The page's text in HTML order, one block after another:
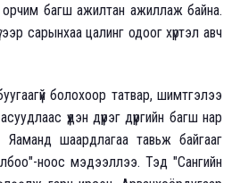
орчим багш ажилтан ажиллаж байна.
сарынхаа цалинг одоог хүртэл авч
болохоор татвар, шимтгэлээ
үүдэн дүүрэг дүүргийн багш нар
шаардлагаа тавьж байгааг
ноос мэдээллээ. Тэд "Сангийн